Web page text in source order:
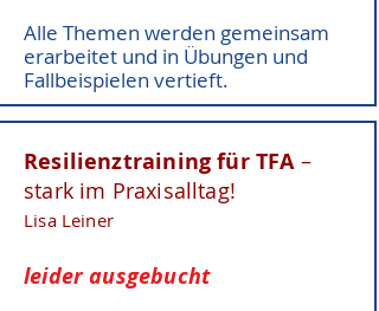
Alle Themen werden gemeinsam
erarbeitet und in Übungen und
Fallbeispielen vertieft.
Resilienztraining für TFA –
stark im Praxisalltag!
Lisa Leiner
leider ausgebucht